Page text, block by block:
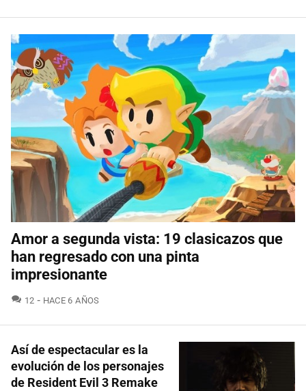
Amor a segunda vista: 19 clasicazos que
han regresado con una pinta
impresionante
12 COMENTARIOS
HACE 6 AÑOS
Así de espectacular es la
evolución de los personajes
de Resident Evil 3 Remake